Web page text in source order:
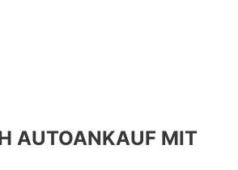
AUTOANKAUF MIT